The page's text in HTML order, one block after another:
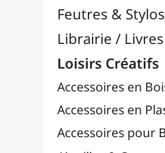
Aimants
Bougies
Boutons & Button Press
Clous / Pointes / Épingles
Coloriage
Crochets de Tricot
Divers
Effets Oxydation / Rouille